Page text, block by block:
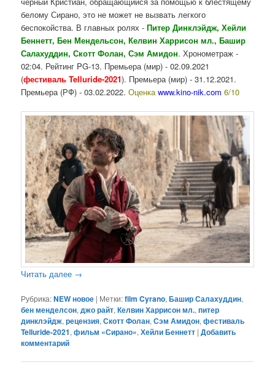
белому Сирано, это не может не вызвать легкого
беспокойства. В главных ролях -Питер Динклэйдж, Хейли
Беннетт, Бен Мендельсон, Келвин Харрисон мл., Башир
Салахуддин, Скотт Фолан, Сэм Амидон. Хронометраж -
02:04. Рейтинг PG-13. Премьера (мир) - 02.09.2021
(фестиваль Telluride-2021). Премьера (мир) - 31.12.2021.
Премьера (РФ) - 03.02.2022.Оценкаwww.kino-nik.com 6/10
Читать далее →
Рубрика:NEW новое | Метки:film Cyrano,Башир Салахуддин,
бен менделсон,джо райт,Келвин Харрисон мл.,питер
динклэйдж,рецензия,Скотт Фолан,Сэм Амидон,фестиваль
Telluride-2021,фильм «Сирано»,Хейли Беннетт |Добавить
комментарий